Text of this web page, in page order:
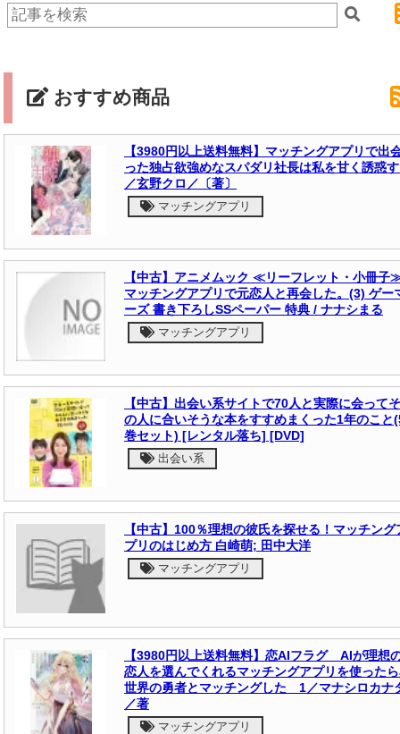
おすすめ商品
【3980円以上送料無料】マッチングアプリで出
った独占欲強めなスパダリ社長は私を甘く誘惑
／玄野クロ／〔著〕
マッチングアプリ
【中古】アニメムック ≪リーフレット・小冊子
マッチングアプリで元恋人と再会した。(3) ゲー
ーズ 書き下ろしSSペーパー 特典 / ナナシまる
マッチングアプリ
【中古】出会い系サイトで70人と実際に会ってそ
の人に合いそうな本をすすめまくった1年のこと
巻セット) [レンタル落ち] [DVD]
出会い系
【中古】100％理想の彼氏を探せる！マッチング
プリのはじめ方 白崎萌; 田中大洋
マッチングアプリ
【3980円以上送料無料】恋AIフラグ AIが理想
恋人を選んでくれるマッチングアプリを使った
世界の勇者とマッチングした 1／マナシロカナ
／著
マッチングアプリ